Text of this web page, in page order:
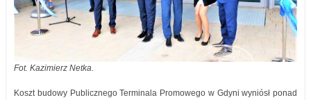
Fot. Kazimierz Netka.
Koszt budowy Publicznego Terminala Promowego w Gdyni wyniósł ponad